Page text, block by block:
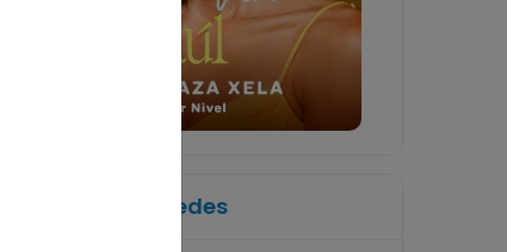
Síguenos en las redes